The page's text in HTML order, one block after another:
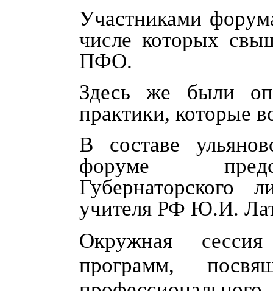
Участниками
числе которых
ПФО.
Здесь же были
практики, которые
В составе
форуме
учителя РФ Ю.И.
Окружная
программ,